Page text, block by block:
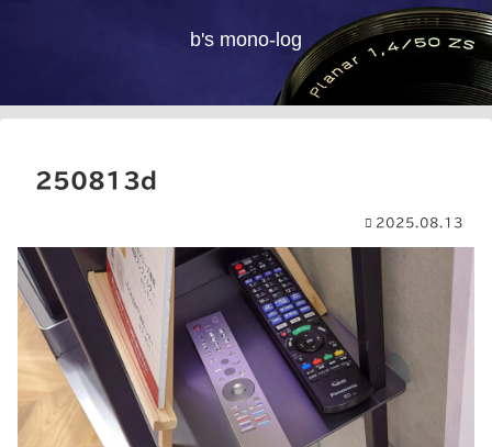
b's mono-log
250813d
2025.08.13